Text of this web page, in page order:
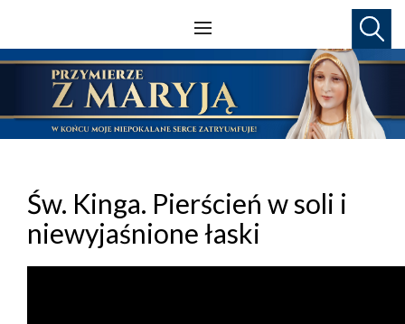
Św. Kinga. Pierścień w soli i
niewyjaśnione łaski